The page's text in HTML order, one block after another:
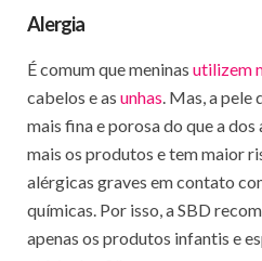
Alergia
É comum que meninas utilizem
cabelos e as unhas. Mas, a pele
mais fina e porosa do que a
mais os produtos e tem maior
alérgicas graves em contato
químicas. Por isso, a SBD
apenas os produtos infantis e